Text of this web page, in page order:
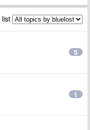
list
5
1